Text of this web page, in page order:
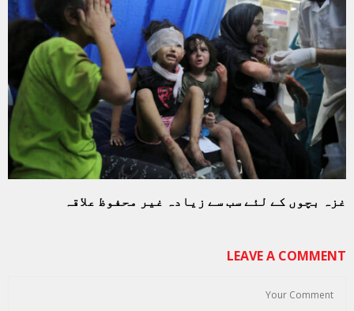
غزہ بچوں کے لئے سب سے زیادہ غیر محفوظ علاقہ
LEAVE A COMMENT